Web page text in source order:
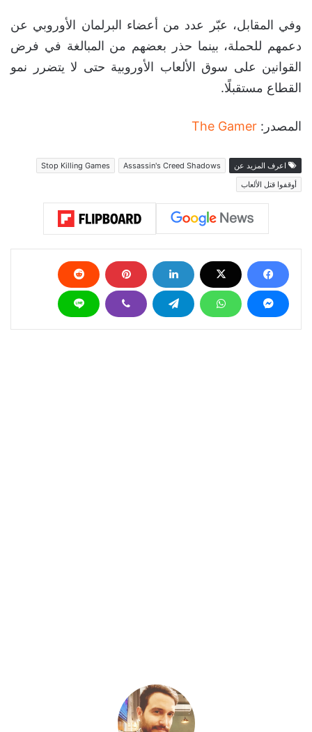
وفي المقابل، عبّر عدد من أعضاء البرلمان الأوروبي عن
دعمهم للحملة، بينما حذر بعضهم من المبالغة في فرض
القوانين على سوق الألعاب الأوروبية حتى لا يتضرر نمو
القطاع مستقبلًا.
المصدر: The Gamer
اعرف المزيد عن Assassin's Creed Shadows
Stop Killing Games
أوقفوا قتل الألعاب